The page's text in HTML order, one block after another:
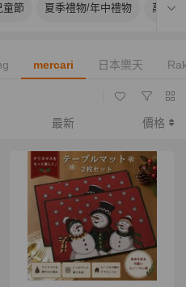
童節 夏季禮物/年中禮物 萬聖節
mercari 日本樂天
最新 價格